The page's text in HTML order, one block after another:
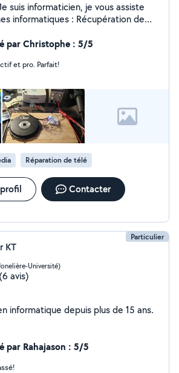
suis informaticien, je vous assiste
informatiques : Récupération de
EXPERT WORDPRESS
la carte mère, on ne peut rien
des composants. Prise USB ou
ordinateur HS, macbook pro
a pris l'eau, on peut sauver ces
bonne probabilité (65 à 75% des
garage, des consoles, des casques
vélos électriques. Je répare
de démarrage de Laguna 2 /
carte clef qui a un problème de
tableau de bord. ATTENTION :
par Christophe : 5/5
et pro. Parfait!
Réparation de télé
Contacter
Particulier
KT
Université)
(6 avis)
informatique depuis plus de 15 ans.
par Rahajason : 5/5